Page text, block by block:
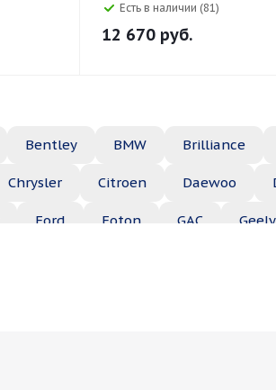
Есть в наличии (81)
12 670 руб.
Bentley BMW Brilliance
Chrysler Citroen Daewoo
Ford Foton GAC Geely